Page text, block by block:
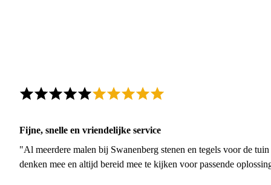
Fijne, snelle en vriendelijke service
"Al meerdere malen bij Swanenberg stenen en tegels voor de
denken mee en altijd bereid mee te kijken voor passende